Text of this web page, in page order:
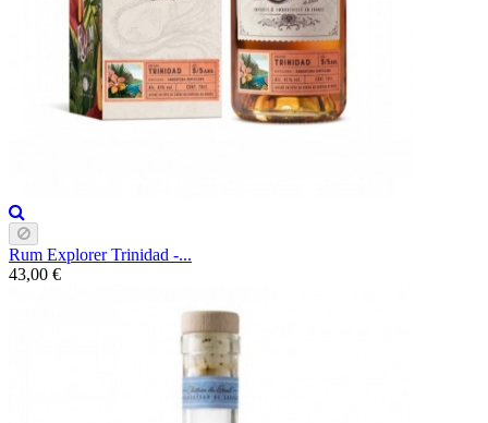
Rum Explorer Trinidad -...
43,00 €